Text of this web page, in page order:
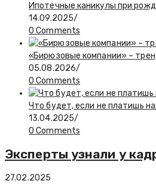
Ипотечные каникулы при
14.09.2025/
0 Comments
«Бирюзовые компании» –
05.08.2026/
0 Comments
Что будет, если не платишь
13.04.2025/
0 Comments
Эксперты узнали у
27.02.2025